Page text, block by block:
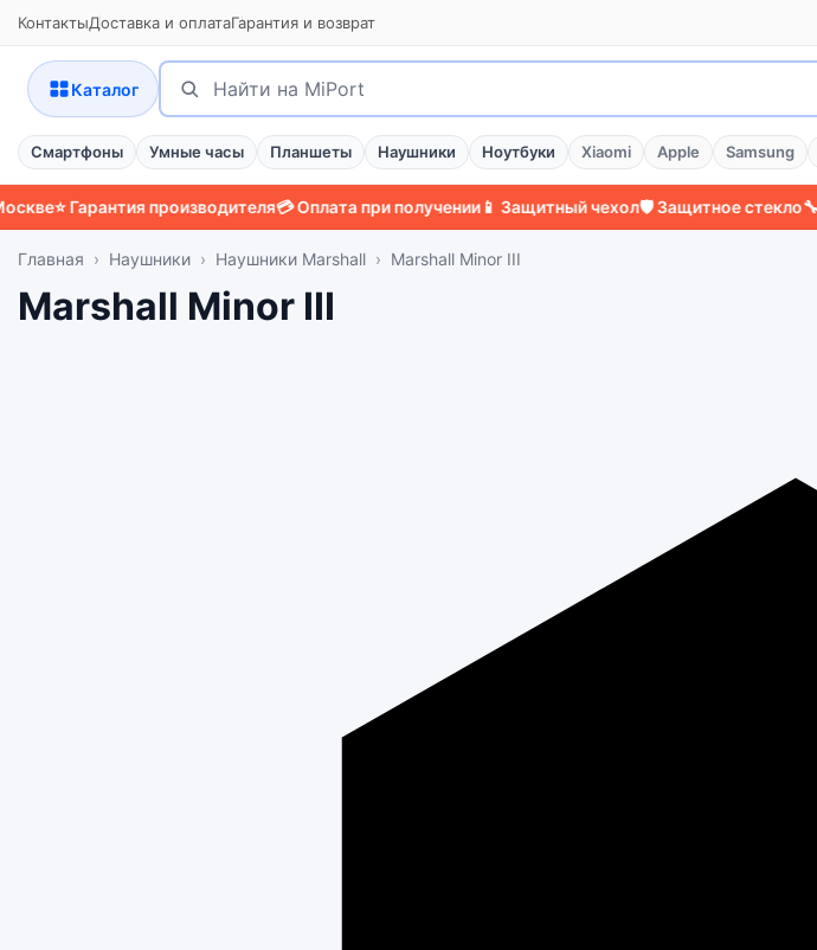
КонтактыДоставка и оплатаГарантия и возврат
Каталог
Поиск
Найти
Смартфоны Умные часы Планшеты Наушники Ноутбуки Xiaomi Apple Samsung
Гарантия производителя💳 Оплата при получении📱 Защитный чехол🛡️ Защитное стекло🔧
Главная Наушники Наушники Marshall Marshall Minor III
Marshall Minor III